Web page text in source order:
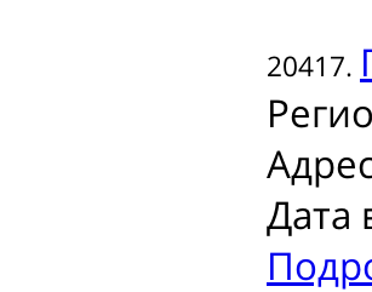
20417.
Дата